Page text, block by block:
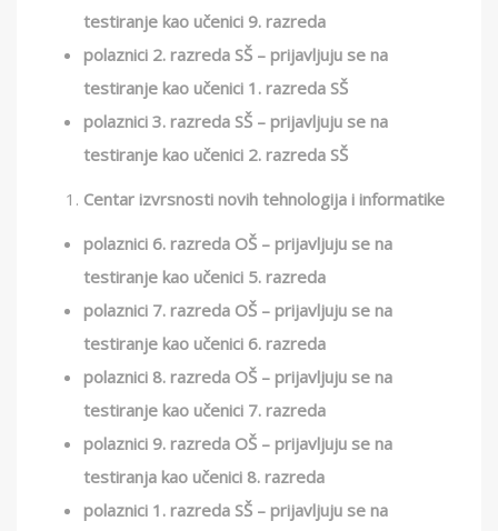
testiranje kao učenici 9. razreda
polaznici 2. razreda SŠ – prijavljuju se na
testiranje kao učenici 1. razreda SŠ
polaznici 3. razreda SŠ – prijavljuju se na
testiranje kao učenici 2. razreda SŠ
Centar izvrsnosti novih tehnologija i informatike
polaznici 6. razreda OŠ – prijavljuju se na
testiranje kao učenici 5. razreda
polaznici 7. razreda OŠ – prijavljuju se na
testiranje kao učenici 6. razreda
polaznici 8. razreda OŠ – prijavljuju se na
testiranje kao učenici 7. razreda
polaznici 9. razreda OŠ – prijavljuju se na
testiranja kao učenici 8. razreda
polaznici 1. razreda SŠ – prijavljuju se na